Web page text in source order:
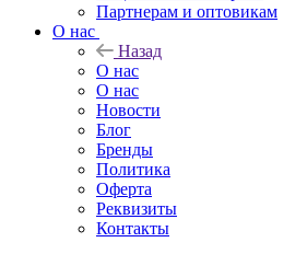
Партнерам и оптовикам
О нас
Назад
О нас
О нас
Новости
Блог
Бренды
Политика
Оферта
Реквизиты
Контакты